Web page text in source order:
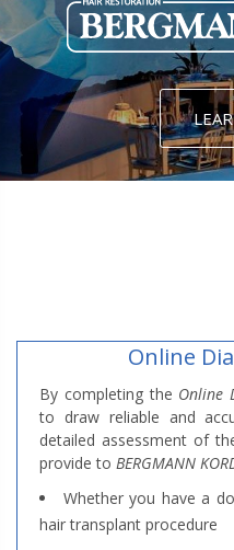
Online
By completing the Online
to draw reliable and
detailed assessment of
provide to BERGMANN
Whether you have a
hair transplant procedure